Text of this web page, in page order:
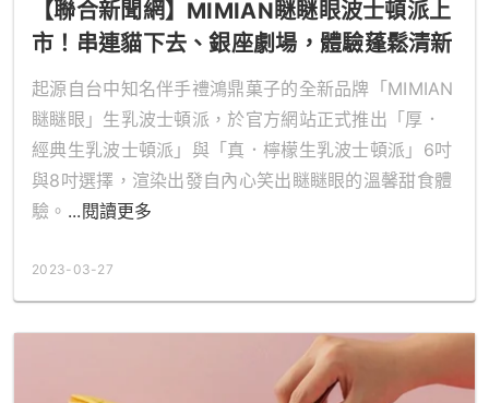
【聯合新聞網】MIMIAN瞇瞇眼波士頓派上
市！串連貓下去、銀座劇場，體驗蓬鬆清新
的療癒滋味
起源自台中知名伴手禮鴻鼎菓子的全新品牌「MIMIAN
瞇瞇眼」生乳波士頓派，於官方網站正式推出「厚．
經典生乳波士頓派」與「真．檸檬生乳波士頓派」6吋
與8吋選擇，渲染出發自內心笑出瞇瞇眼的溫馨甜食體
驗。 ...閱讀更多
2023-03-27